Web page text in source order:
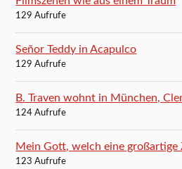
129 Aufrufe
Señor Teddy in Acapulco
129 Aufrufe
B. Traven wohnt in München,
124 Aufrufe
Mein Gott, welch eine großartige
123 Aufrufe